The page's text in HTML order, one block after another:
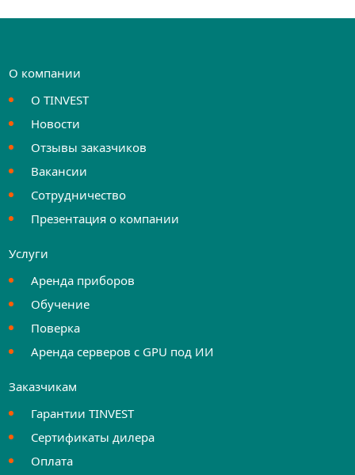
О компании
О TINVEST
Новости
Отзывы заказчиков
Вакансии
Сотрудничество
Презентация о компании
Услуги
Аренда приборов
Обучение
Поверка
Аренда серверов с GPU под ИИ
Заказчикам
Гарантии TINVEST
Сертификаты дилера
Оплата